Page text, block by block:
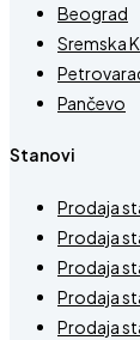
Beograd
Sremska
Pančevo
Stanovi
Prodaja
Prodaja
Prodaja
Prodaja
Prodaja